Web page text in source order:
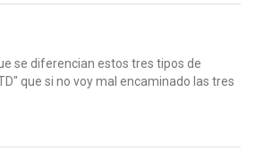
se diferencian estos tres tipos de
que si no voy mal encaminado las tres